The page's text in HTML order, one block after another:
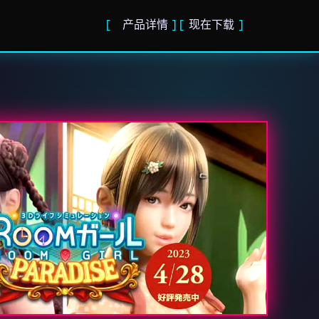
产品详情 现在下载